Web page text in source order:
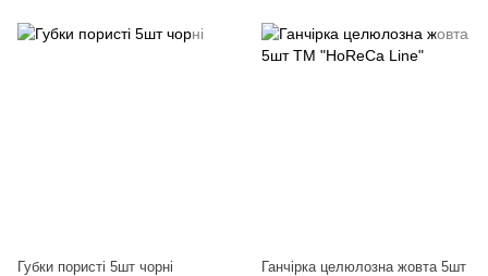
Губки пористі 5шт чорні
Ганчірка целюлозна жовта 5шт